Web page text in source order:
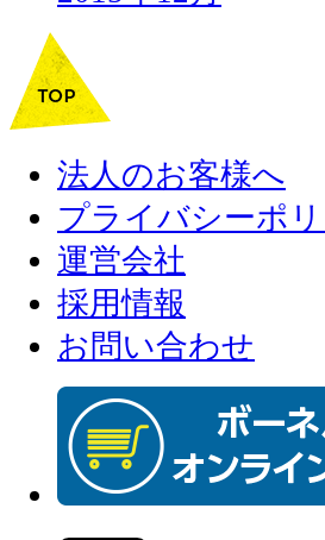
法人のお客様へ
プライバシーポ
運営会社
採用情報
お問い合わせ